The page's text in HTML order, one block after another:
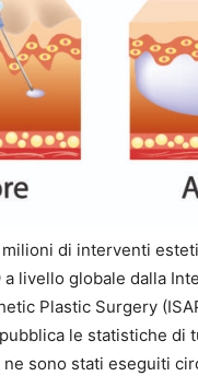
di interventi
livello globale dalla
Plastic Surgery
le statistiche di
sono stati eseguiti